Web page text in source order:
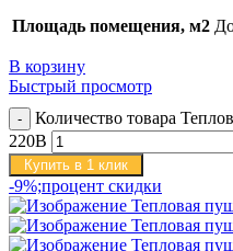
Площадь помещения, м2
В корзину
Быстрый просмотр
Количество товара
220В
Купить в 1 клик
-9%;процент скидки